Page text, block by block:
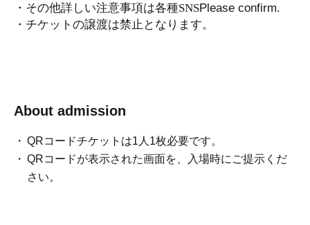
・その他詳しい注意事項は各種SNSPlease confirm.
・チケットの譲渡は禁止となります。
About admission
QRコードチケットは1人1枚必要です。
QRコードが表示された画面を、入場時にご提示くだ
さい。